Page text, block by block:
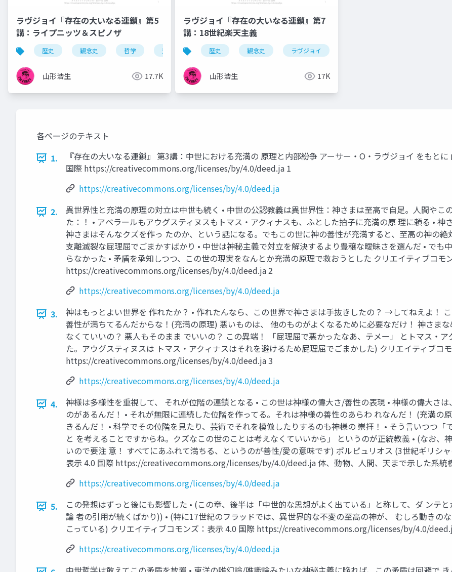
ラヴジョイ『存在の大いなる連鎖』第5
講：ライプニッツ＆スピノザ
歴史 観念史 哲学 充満の原理 プラトン ライプニッツ
山形浩生 17.7K
ラヴジョイ『存在の大いなる連鎖』第7
講：18世紀楽天主義
歴史 観念史 ラヴジョイ
山形浩生 17K
各ページのテキスト
1.
『存在の大いなる連鎖』 第3講：中世における充満の 原理と内部紛争 アーサー・O・ラヴジョイ をもと
国際 https://creativecommons.org/licenses/by/4.0/deed.ja 1
https://creativecommons.org/licenses/by/4.0/deed.ja
2.
異世界性と充満の原理の対立は中世も続く • 中世の公認教義は異世界性：神さまは至高で自足。人間やこ
た：！ • アベラールもアウグスティヌスもトマス・アクィナスも、ふとした拍子に充満の原 理に頼る •
神さまはそんなクズを作っ たのか、という話になる。でもこの世に神の善性が充満すると、至高の神の絶
支離滅裂な屁理屈でごまかすばかり • 中世は神秘主義で対立を解決するより豊穣な曖昧さを選んだ • でも
らなかった • 矛盾を承知しつつ、この世の現実をなんとか充満の原理で救おうとした クリエイティブコモ
https://creativecommons.org/licenses/by/4.0/deed.ja 2
https://creativecommons.org/licenses/by/4.0/deed.ja
3.
神はもっとよい世界を 作れたか？ • 作れたんなら、この世界で神さまは手抜きしたの？ →してねえよ！
善性が満ちてるんだからな！(充満の原理) 悪いものは、 他のものがよくなるために必要なだけ！ 神さま
なくていいの？ 悪人もそのまま でいいの？ この異端！ 「屁理屈で悪かったなあ、テメー」 とトマス・
た。アウグスティヌスは トマス・アクィナスはそれを避けるため屁理屈でごまかした) クリエイティブコ
https://creativecommons.org/licenses/by/4.0/deed.ja 3
https://creativecommons.org/licenses/by/4.0/deed.ja
4.
神様は多様性を重視して、 それが位階の連鎖となる • この世は神様の偉大さ/善性の表現 • 神様の偉大さ
のがあるんだ！ • それが無限に連続した位階を作ってる。それは神様の善性のあらわ れなんだ！ (充満の
きるんだ！ • 科学でその位階を見たり、芸術でそれを模倣したりするのも神様の 崇拝！ • そう言いつつ
と を考えることですからね。クズなこの世のことは考えなくていいから」 というのが正統教義 • (なお
いので要注 意！ すべてにあふれて満ちる、というのが善性/愛の意味です) ポルピュリオス (3世紀ギリシ
表示 4.0 国際 https://creativecommons.org/licenses/by/4.0/deed.ja 体、動物、人間、天まで示した系統
https://creativecommons.org/licenses/by/4.0/deed.ja
5.
この発想はずっと後にも影響した • (この章、後半は「中世的な思想がよく出ている」と称して、ダ ンテ
論 者の引用が続くばかり)) • (特に17世紀のフラッドでは、異世界的な不変の至高の神が、 むしろ動きの
こっている) クリエイティブコモンズ：表示 4.0 国際 https://creativecommons.org/licenses/by/4.0/
https://creativecommons.org/licenses/by/4.0/deed.ja